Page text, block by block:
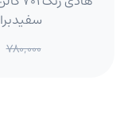
780,000